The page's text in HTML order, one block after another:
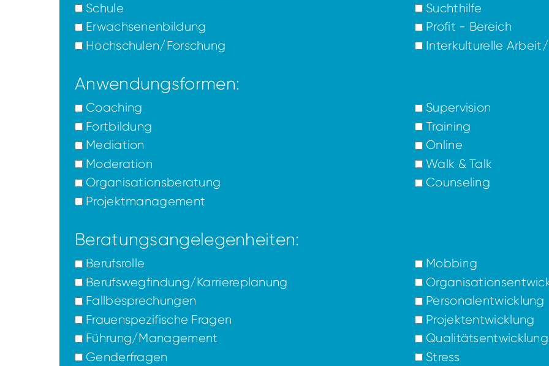
Schule
Suchthilfe
Erwachsenenbildung
Profit - Bereich
Hochschulen/Forschung
Interkulturelle
Anwendungsformen:
Coaching
Fortbildung
Mediation
Moderation
Organisationsberatung
Projektmanagement
Supervision
Training
Online
Walk & Talk
Counseling
Beratungsangelegenheiten:
Berufsrolle
Mobbing
Berufswegfindung/Karriereplanung
Fallbesprechungen
Personalentwicklung
Frauenspezifische Fragen
Projektentwicklung
Führung/Management
Qualitätsentwicklung
Genderfragen
Stress